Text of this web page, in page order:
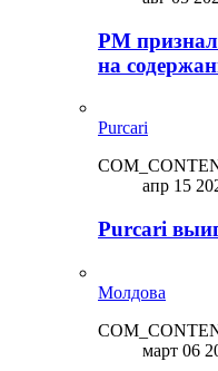
PM
на
Purcari
апр 15
Purcari
Молдова
март 06